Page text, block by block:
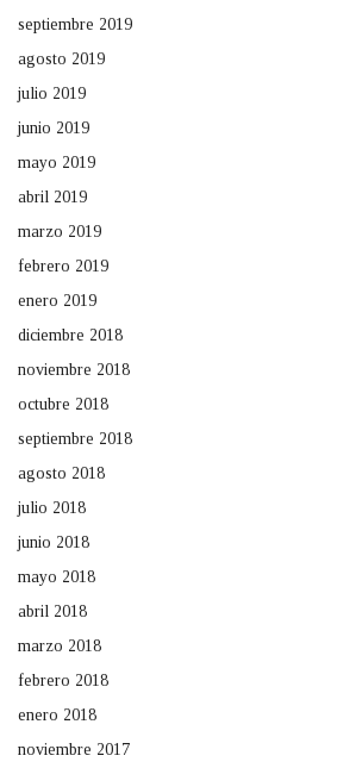
septiembre 2019
agosto 2019
julio 2019
junio 2019
mayo 2019
abril 2019
marzo 2019
febrero 2019
enero 2019
diciembre 2018
noviembre 2018
octubre 2018
septiembre 2018
agosto 2018
julio 2018
junio 2018
mayo 2018
abril 2018
marzo 2018
febrero 2018
enero 2018
noviembre 2017